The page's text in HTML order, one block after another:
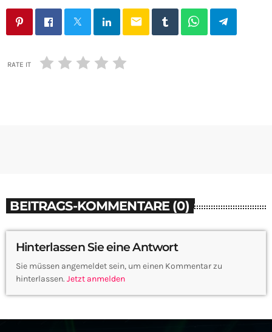
email
RATE IT
BEITRAGS-KOMMENTARE (0)
Hinterlassen Sie eine Antwort
Sie müssen angemeldet sein, um einen Kommentar zu
hinterlassen. Jetzt anmelden